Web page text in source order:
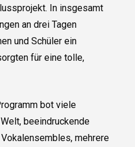
In insgesamt
an drei Tagen
und Schüler ein
für eine tolle,
bot viele
beeindruckende
mehrere